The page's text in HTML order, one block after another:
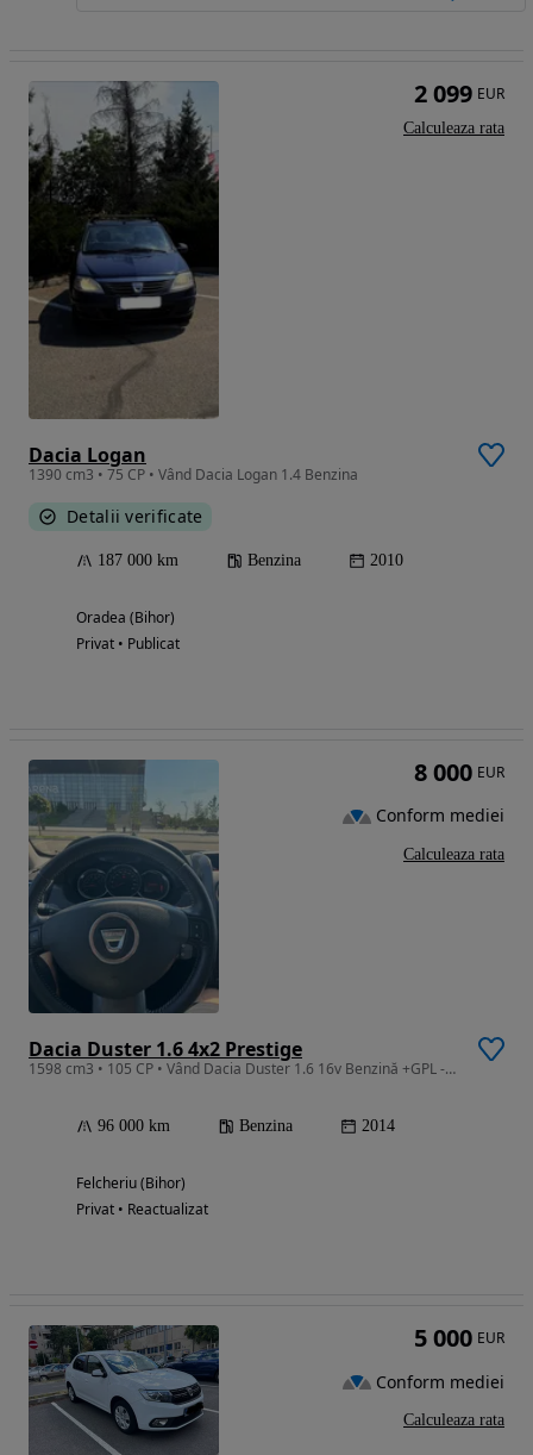
Dacia Logan
1390 cm3 • 75 CP • Vând Dacia Logan 1.4 Benzina
Detalii verificate
187 000 km Benzina 2010
Oradea (Bihor)
Privat • Publicat
2 099 EUR
Calculeaza rata
Dacia Duster 1.6 4x2 Prestige
1598 cm3 • 105 CP • Vând Dacia Duster 1.6 16v Benzină +GPL -105cp -96.000km(km reali) Dot
96 000 km Benzina 2014
Felcheriu (Bihor)
Privat • Reactualizat
8 000 EUR
Conform mediei
Calculeaza rata
5 000 EUR
Conform mediei
Calculeaza rata